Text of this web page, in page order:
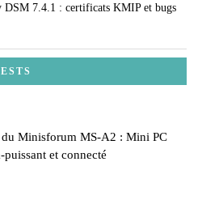
DSM 7.4.1 : certificats KMIP et bugs
du Minisforum MS-A2 : Mini PC
puissant et connecté